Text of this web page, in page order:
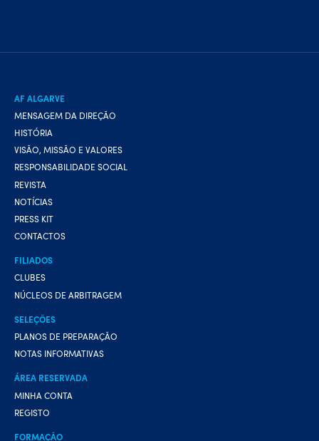
AF ALGARVE
MENSAGEM DA DIREÇÃO
HISTÓRIA
VISÃO, MISSÃO E VALORES
RESPONSABILIDADE SOCIAL
REVISTA
NOTÍCIAS
PRESS KIT
CONTACTOS
FILIADOS
CLUBES
NÚCLEOS DE ARBITRAGEM
SELEÇÕES
PLANOS DE PREPARAÇÃO
NOTAS INFORMATIVAS
ÁREA RESERVADA
MINHA CONTA
REGISTO
FORMAÇÃO